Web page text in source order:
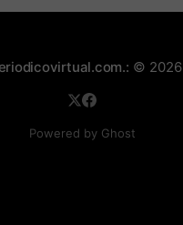
© 2026
Powered by Ghost